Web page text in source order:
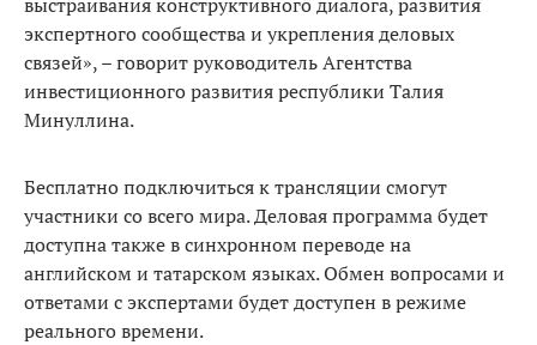
экспертного сообщества и укрепления деловых
связей», – говорит руководитель Агентства
инвестиционного развития республики Талия
Минуллина.
Бесплатно подключиться к трансляции смогут
участники со всего мира. Деловая программа будет
доступна также в синхронном переводе на
английском и татарском языках. Обмен вопросами и
ответами с экспертами будет доступен в режиме
реального времени.